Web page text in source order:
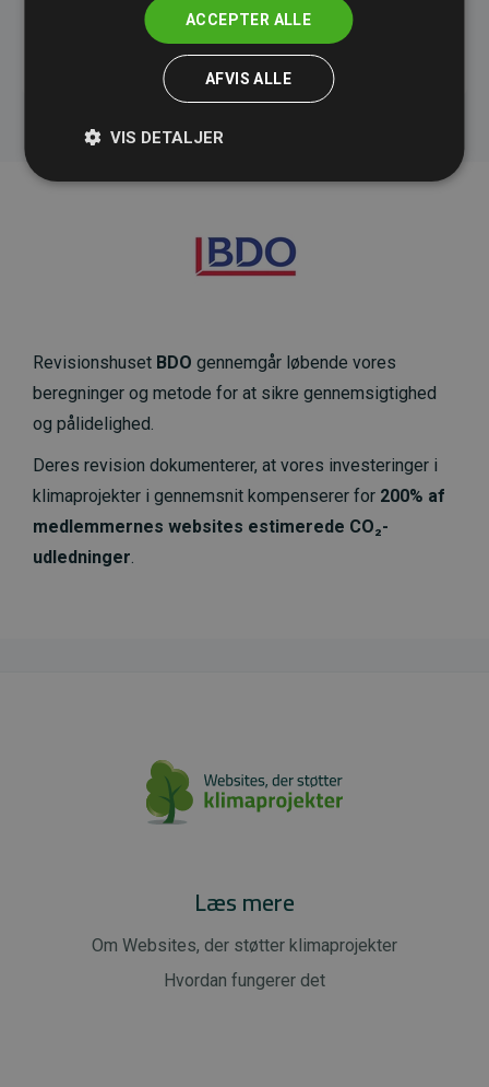
initiativet Websites, der støtter klimaprojekter
Revisionshuset BDO gennemgår løbende vores
beregninger og metode for at sikre gennemsigtighed
og pålidelighed.
Deres revision dokumenterer, at vores investeringer i
klimaprojekter i gennemsnit kompenserer for 200% af
medlemmernes websites estimerede CO₂-
udledninger.
Læs mere
Om Websites, der støtter klimaprojekter
Hvordan fungerer det
ACCEPTER ALLE
AFVIS ALLE
VIS DETALJER